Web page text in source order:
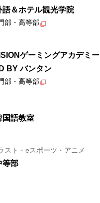
語＆ホテル観光学院
部・高等部
ゲーミングアカデミー
BY バンタン
部・高等部
国語教室
スト・eスポーツ・アニメ
等部